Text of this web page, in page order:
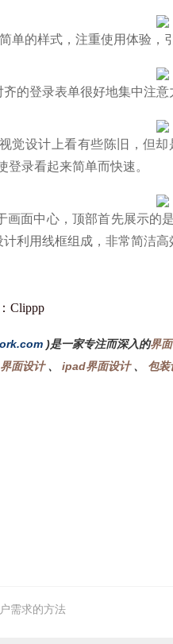
的样式，注重使用体验，
的登录表单很好地集中注意
觉设计上看有些陈旧，但
登录看起来简单而快速。
面中心，顶部首先展示的
利用线框组成，非常简洁高
Clippp
)是一家专注而深入的界
面设计、 ipad界面设计 、 包
需求的方法